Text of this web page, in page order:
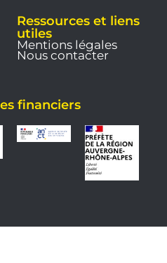
Ressources et liens
utiles
Mentions légales
Nous contacter
financiers